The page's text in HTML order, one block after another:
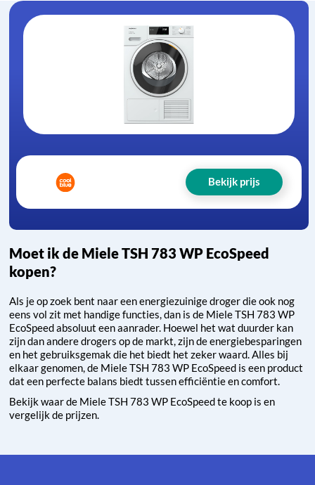
Moet ik de Miele TSH 783 WP EcoSpeed
kopen?
Als je op zoek bent naar een energiezuinige droger die ook nog
eens vol zit met handige functies, dan is de Miele TSH 783 WP
EcoSpeed absoluut een aanrader. Hoewel het wat duurder kan
zijn dan andere drogers op de markt, zijn de energiebesparingen
en het gebruiksgemak die het biedt het zeker waard. Alles bij
elkaar genomen, de Miele TSH 783 WP EcoSpeed is een product
dat een perfecte balans biedt tussen efficiëntie en comfort.
Bekijk waar de Miele TSH 783 WP EcoSpeed te koop is en
vergelijk de prijzen.
Bekijk prijs